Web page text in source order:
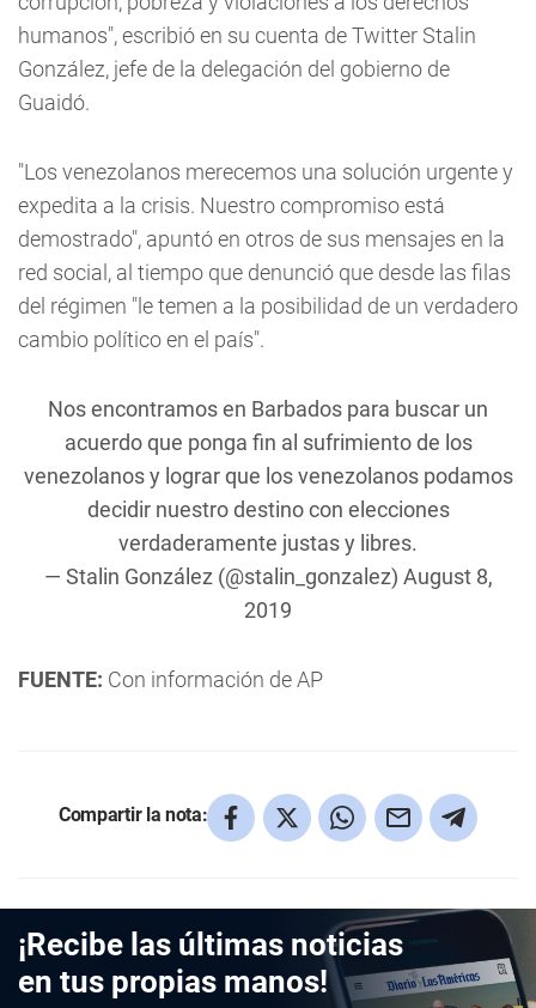
humanos", escribió en su cuenta de Twitter Stalin
González, jefe de la delegación del gobierno de
Guaidó.
"Los venezolanos merecemos una solución urgente y
expedita a la crisis. Nuestro compromiso está
demostrado", apuntó en otros de sus mensajes en la
red social, al tiempo que denunció que desde las filas
del régimen "le temen a la posibilidad de un verdadero
cambio político en el país".
Nos encontramos en Barbados para buscar un
acuerdo que ponga fin al sufrimiento de los
venezolanos y lograr que los venezolanos podamos
decidir nuestro destino con elecciones
verdaderamente justas y libres.
— Stalin González (@stalin_gonzalez) August 8,
2019
FUENTE: Con información de AP
Compartir la nota:
¡Recibe las últimas noticias
en tus propias manos!